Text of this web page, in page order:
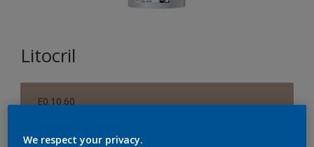
Litocril
E0.10.60
We respect your privacy.